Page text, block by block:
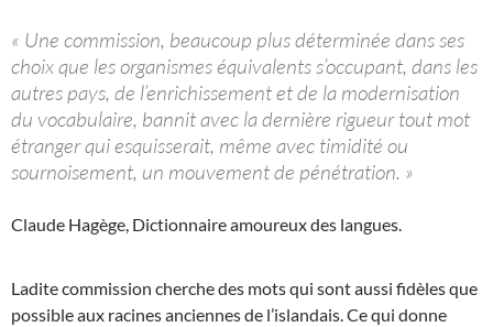
« Une commission, beaucoup plus déterminée dans ses
choix que les organismes équivalents s’occupant, dans les
autres pays, de l’enrichissement et de la modernisation
du vocabulaire, bannit avec la dernière rigueur tout mot
étranger qui esquisserait, même avec timidité ou
sournoisement, un mouvement de pénétration. »
Claude Hagège, Dictionnaire amoureux des langues.
Ladite commission cherche des mots qui sont aussi fidèles que
possible aux racines anciennes de l’islandais. Ce qui donne